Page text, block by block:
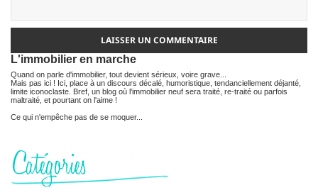
L'immobilier en marche
Quand on parle d'immobilier, tout devient sérieux, voire grave...
Mais pas ici ! Ici, place à un discours décalé, humoristique, tendanciellement déjanté,
limite iconoclaste. Bref, un blog où l'immobilier neuf sera traité, re-traité ou parfois
maltraité, et pourtant on l'aime !
Ce qui n'empêche pas de se moquer...